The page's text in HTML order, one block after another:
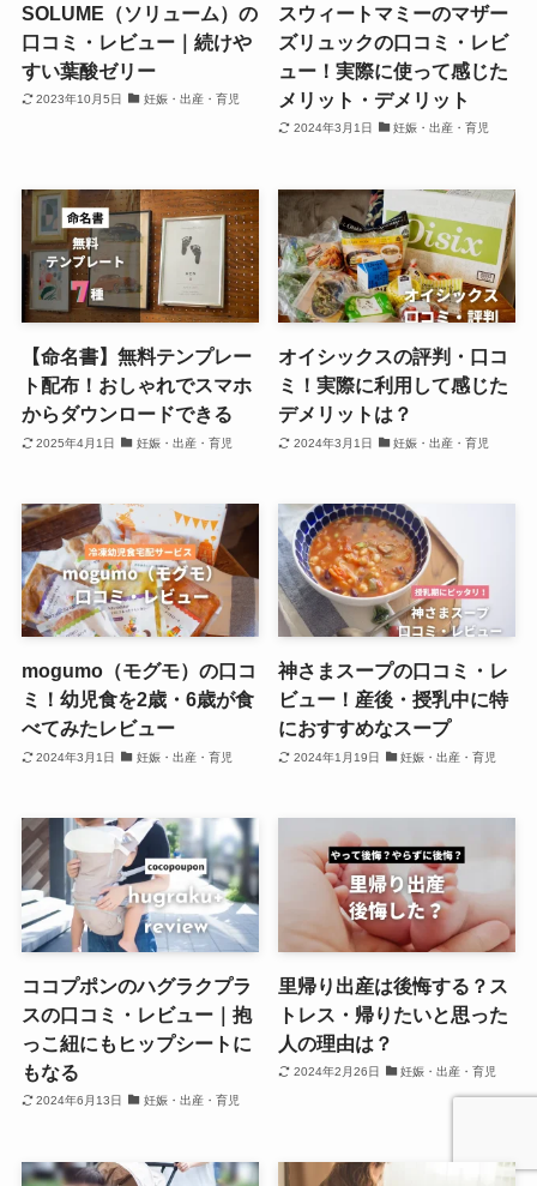
SOLUME（ソリューム）の
口コミ・レビュー｜続けや
すい葉酸ゼリー
2023年10月5日 妊娠・出産・育児
スウィートマミーのマザー
ズリュックの口コミ・レビ
ュー！実際に使って感じた
メリット・デメリット
2024年3月1日 妊娠・出産・育児
【命名書】無料テンプレー
ト配布！おしゃれでスマホ
からダウンロードできる
2025年4月1日 妊娠・出産・育児
オイシックスの評判・口コ
ミ！実際に利用して感じた
デメリットは？
2024年3月1日 妊娠・出産・育児
mogumo（モグモ）の口コ
ミ！幼児食を2歳・6歳が食
べてみたレビュー
2024年3月1日 妊娠・出産・育児
神さまスープの口コミ・レ
ビュー！産後・授乳中に特
におすすめなスープ
2024年1月19日 妊娠・出産・育児
ココプポンのハグラクプラ
スの口コミ・レビュー｜抱
っこ紐にもヒップシートに
もなる
2024年6月13日 妊娠・出産・育児
里帰り出産は後悔する？ス
トレス・帰りたいと思った
人の理由は？
2024年2月26日 妊娠・出産・育児